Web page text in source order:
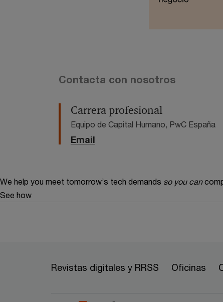
Contacta con nosotros
Carrera profesional
Equipo de Capital Humano, PwC España
Email
We help you meet tomorrow’s tech demands so you can
See how
Revistas digitales y RRSS Oficinas